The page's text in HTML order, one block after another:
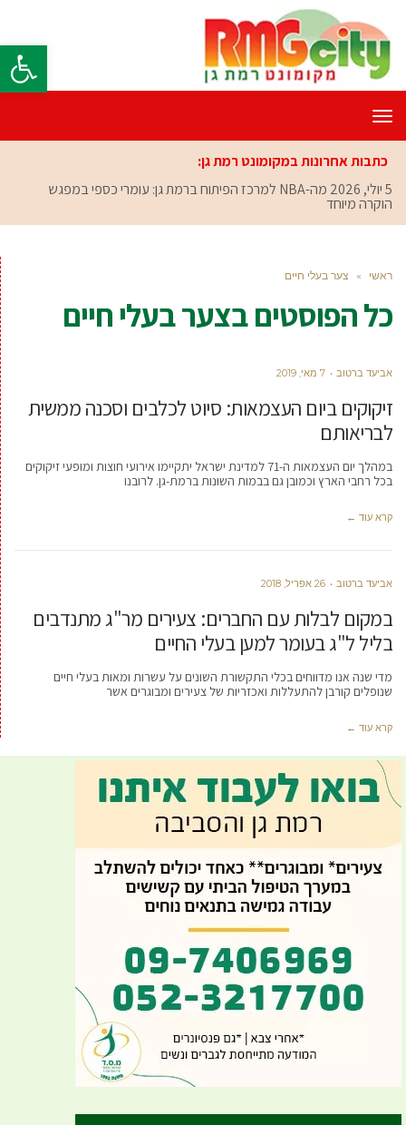
פתח
תפריט
כתבות אחרונות במקומונט רמת גן:
5 יולי, 2026
מה-NBA למרכז הפיתוח ברמת גן: עומרי כספי במפגש
הוקרה מיוחד
ראשי » צער בעלי חיים
כל הפוסטים בצער בעלי חיים
אביעד ברטוב 7 מאי, 2019
זיקוקים ביום העצמאות: סיוט לכלבים וסכנה ממשית
לבריאותם
במהלך יום העצמאות ה-71 למדינת ישראל יתקיימו אירועי חוצות ומופעי זיקוקים
בכל רחבי הארץ וכמובן גם בבמות השונות ברמת-גן. לרובנו
קרא עוד ←
אביעד ברטוב 26 אפריל, 2018
במקום לבלות עם החברים: צעירים מר"ג מתנדבים
בליל ל"ג בעומר למען בעלי החיים
מדי שנה אנו מדווחים בכלי התקשורת השונים על עשרות ומאות בעלי חיים
שנופלים קורבן להתעללות ואכזריות של צעירים ומבוגרים אשר
קרא עוד ←